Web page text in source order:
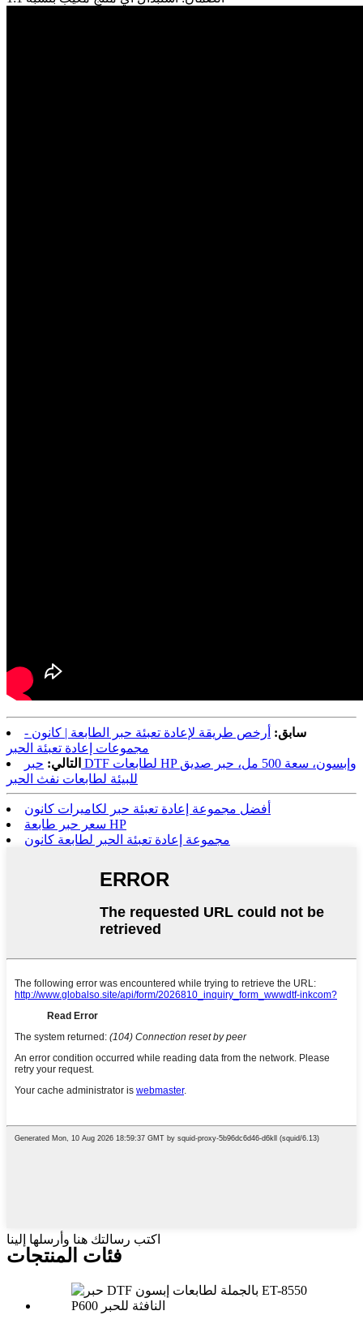
سابق: أرخص طريقة لإعادة تعبئة حبر الطابعة | كانون -
مجموعات إعادة تعبئة الحبر
التالي: حبر DTF لطابعات HP وإبسون، سعة 500 مل، حبر صديق
للبيئة لطابعات نفث الحبر
أفضل مجموعة إعادة تعبئة حبر لكاميرات كانون
سعر حبر طابعة HP
مجموعة إعادة تعبئة الحبر لطابعة كانون
اكتب رسالتك هنا وأرسلها إلينا
فئات المنتجات